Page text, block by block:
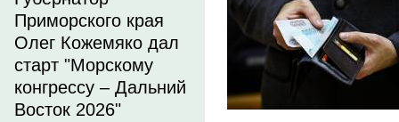
Приморского края
Олег Кожемяко дал
старт "Морскому
конгрессу – Дальний
Восток 2026"